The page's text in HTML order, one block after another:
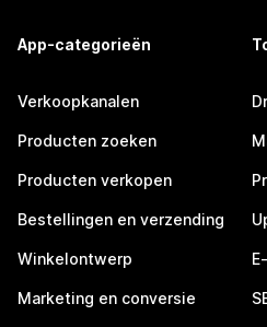
App-categorieën
Verkoopkanalen
Producten zoeken
Producten verkopen
Bestellingen en verzending
Winkelontwerp
Marketing en conversie